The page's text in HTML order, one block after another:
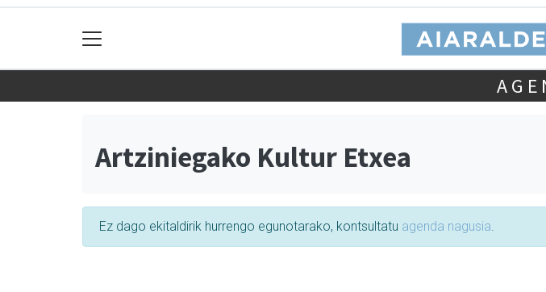
Artziniegako Kultur Etxea
Ez dago ekitaldirik hurrengo egunotarako, kontsultatu agenda nagusia.